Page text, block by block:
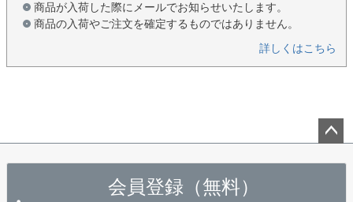
商品が入荷した際にメールでお知らせいたします。
商品の入荷やご注文を確定するものではありません。
詳しくはこちら
会員登録（無料）